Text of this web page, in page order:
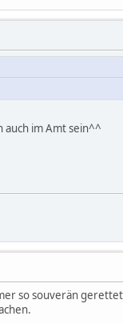
auch im Amt sein^^
so souverän